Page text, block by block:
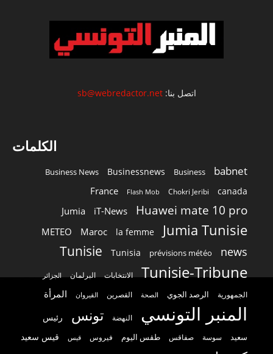
اتصل بنا:sb@webredactor.net
الكلمات
babnet
Business
Businessnews
Business News
canada
Chokri Jeribi
Flash Mob
France
Huawei mate 10 pro
iT-News
Jumia
Jumia Tunisie
la femme
Maroc
METEO
news
prévisions météo
Tunisia
Tunisie
Tunisie-Tribune الانتخابات البرلمان الجزائر
الجمهورية الرصد الجوي الصحة القصرين القيروان المرأة
المنبر التونسي النهضة تونس رئيس
سعيد سوسة صفاقس طقس اليوم فيروس قيس قيس سعيد